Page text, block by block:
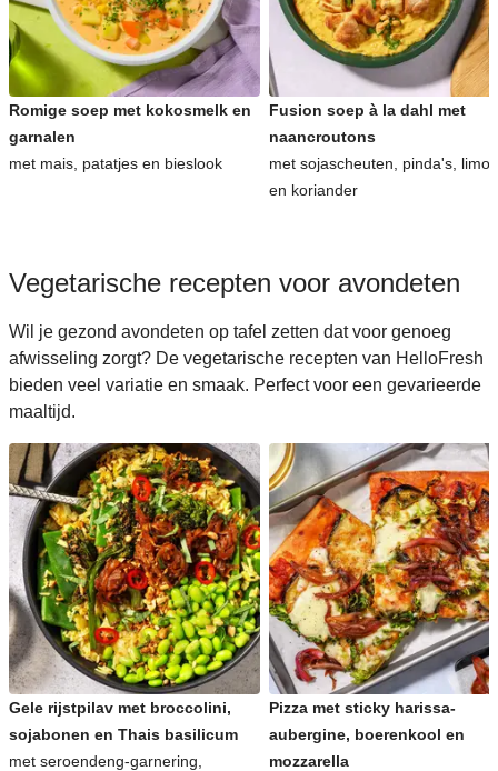
Romige soep met kokosmelk en
garnalen
met mais, patatjes en bieslook
Fusion soep à la dahl met
naancroutons
met sojascheuten, pinda's,
en koriander
Vegetarische recepten voor avondeten
Wil je gezond avondeten op tafel zetten dat voor genoeg
afwisseling zorgt? De vegetarische recepten van HelloFresh
bieden veel variatie en smaak. Perfect voor een gevarieerde
maaltijd.
Gele rijstpilav met broccolini,
sojabonen en Thais basilicum
met seroendeng-garnering,
Pizza met sticky harissa-
aubergine, boerenkool en
mozzarella